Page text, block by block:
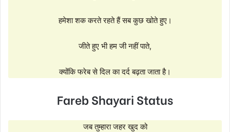
हमेशा शक करते रहते हैं सब कुछ खोते हुए।
जीते हुए भी हम जी नहीं पाते,
क्योंकि फरेब से दिल का दर्द बढ़ता जाता है।
Fareb Shayari Status
जब तुम्हारा जहर खुद को